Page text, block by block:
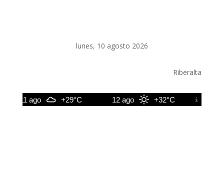
lunes, 10 agosto 2026
Riberalta
11 ago +29°C 12 ago +32°C 13 ago